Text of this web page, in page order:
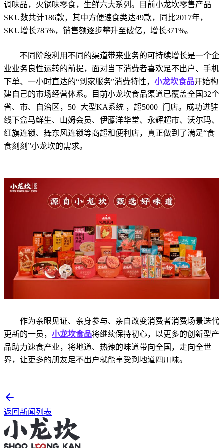
调味品，火锅味零食，生鲜六大系列。目前小龙坎零售产品
SKU数共计186款，其中方便速食类达49款，同比2017年，
SKU增长785%，销售额逐步攀升至破亿，增长371%。
不同阶段利用不同的渠道带来业务的可持续增长是一个企
业业务良性运转的前提，面对当下消费者喜欢足不出户、手机
下单、一小时直达的“到家服务”消费特性， 小龙坎食品开始构
建自己的市场经营体系。目前小龙坎食品渠道已覆盖全国32个
省、市、自治区，50+⼤型KA系统 ，超5000+⻔店。成功进驻
线下盒⻢鲜⽣、⼭姆会员、伊藤洋华堂、永辉超市、沃尔玛、
红旗连锁、舞东⻛连锁等商超和便利店，真正做到了满足“食
食刻刻”小龙坎的需求。
作为亲眼见证、亲身参与、亲自改变消费者消费场景迭代
更新的一员， 小龙坎食品将继续保持初心，以更多的创新型产
品助力速食产业，将地道、热辣的味道带向全国，走向全世
界，让更多的朋友足不出户就能享受到地道四川味。
返回新闻列表